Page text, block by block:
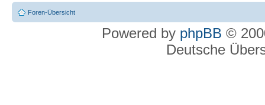
Foren-Übersicht
Powered by phpBB ©
Deutsche